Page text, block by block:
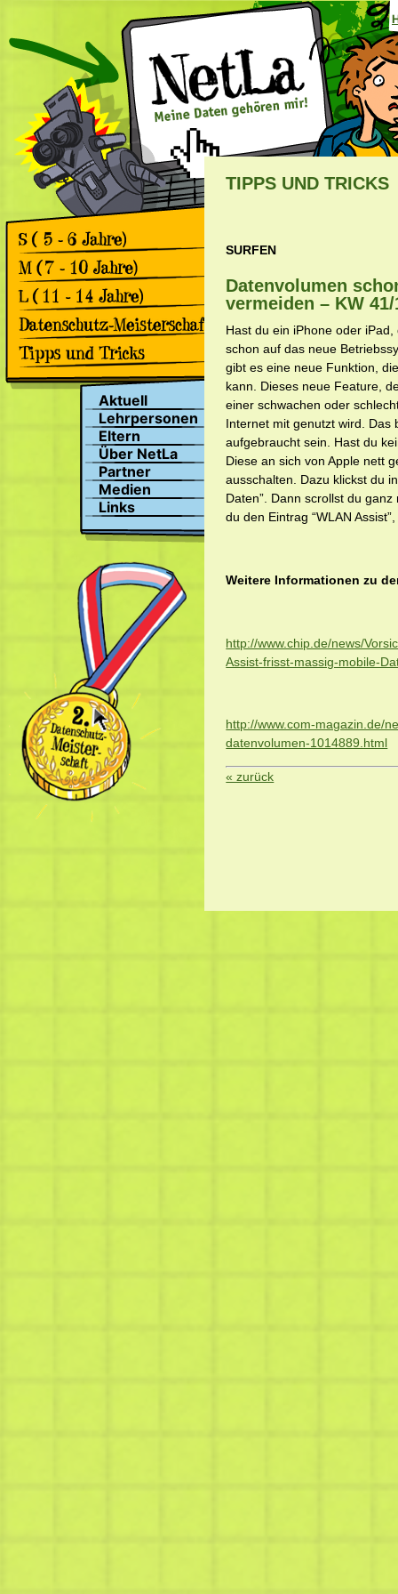
Games
Comics
Games
Comics
Games
Comics
Rückblick 2. Datenschutz-
Meisterschaft
Rückblick 1. Datenschutz-
Meisterschaft
Apps & Facebook
Surfen
Suchen
Aktuell
Lehrpersonen
Eltern
Über NetLa
Partner
Medien
Links
TIPPS UND TRICKS
SURFEN
Datenvolumen
vermeiden – KW 41/
Hast du ein iPhone oder
schon auf das neue
gibt es eine neue Funktion,
kann. Dieses neue Feature,
einer schwachen oder
Internet mit genutzt wird. Das
aufgebraucht sein. Hast du
Diese an sich von Apple nett
ausschalten. Dazu klickst du
Daten”. Dann scrollst du
du den Eintrag “WLAN
Weitere Informationen zu
http://www.chip.de/news/
Assist-frisst-massig-mobile-
http://www.com-magazin.de/
datenvolumen-1014889.html
« zurück